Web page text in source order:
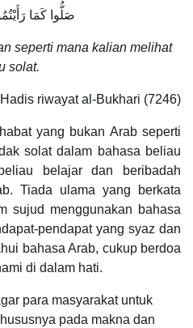
صَلُّوا كَمَا
seperti mana kalian melihat
solat.
Hadis riwayat al-Bukhari (7246)
yang bukan Arab seperti
solat dalam bahasa beliau
belajar dan beribadah
Tiada ulama yang berkata
sujud menggunakan bahasa
pendapat yang syaz dan
bahasa Arab, cukup berdoa
di dalam hati.
para masyarakat untuk
pada makna dan